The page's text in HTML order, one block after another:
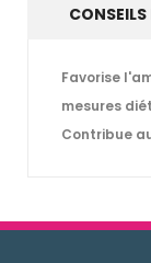
Favorise
mesures
Contribue